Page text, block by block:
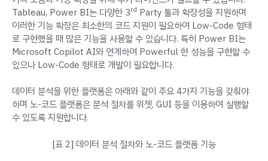
Tableau, Power BI는 다양한 3rd Party 툴과 확장성을 지원하며
이러한 기능 확장은 최소한의 코드 지원이 필요하여 Low-Code 형태
로 구현했을 때 많은 기능을 사용할 수 있습니다. 특히 Power BI는
Microsoft Copilot AI와 연계하여 Powerful 한 성능을 구현할 수
있으나 Low-Code 형태로 개발이 필요합니다.
데이터 분석을 위한 플랫폼은 아래와 같이 주요 4가지 기능을 갖춰야
하며 노-코드 플랫폼은 분석 절차를 위젯, GUI 등을 이용하여 실행할
수 있도록 지원합니다.
[표 2] 데이터 분석 절차와 노-코드 플랫폼 기능